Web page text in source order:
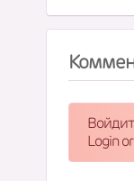
Login